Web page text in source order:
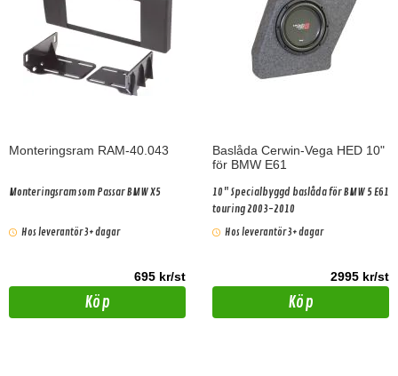
Monteringsram RAM-40.043
Monteringsram som Passar BMW X5
Hos leverantör 3+ dagar
695 kr/st
Köp
Baslåda Cerwin-Vega HED 10"
för BMW E61
10" Specialbyggd baslåda för BMW 5 E61
touring 2003-2010
Hos leverantör 3+ dagar
2995 kr/st
Köp